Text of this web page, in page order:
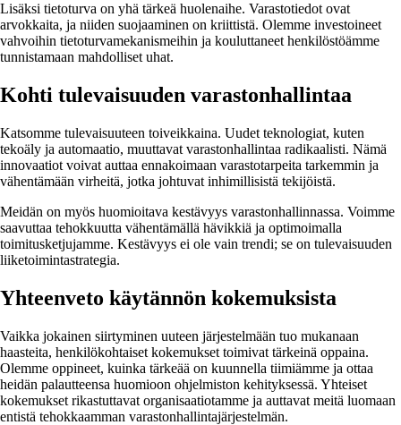
Lisäksi tietoturva on yhä tärkeä huolenaihe. Varastotiedot ovat
arvokkaita, ja niiden suojaaminen on kriittistä. Olemme investoineet
vahvoihin tietoturvamekanismeihin ja kouluttaneet henkilöstöämme
tunnistamaan mahdolliset uhat.
Kohti tulevaisuuden varastonhallintaa
Katsomme tulevaisuuteen toiveikkaina. Uudet teknologiat, kuten
tekoäly ja automaatio, muuttavat varastonhallintaa radikaalisti. Nämä
innovaatiot voivat auttaa ennakoimaan varastotarpeita tarkemmin ja
vähentämään virheitä, jotka johtuvat inhimillisistä tekijöistä.
Meidän on myös huomioitava kestävyys varastonhallinnassa. Voimme
saavuttaa tehokkuutta vähentämällä hävikkiä ja optimoimalla
toimitusketjujamme. Kestävyys ei ole vain trendi; se on tulevaisuuden
liiketoimintastrategia.
Yhteenveto käytännön kokemuksista
Vaikka jokainen siirtyminen uuteen järjestelmään tuo mukanaan
haasteita, henkilökohtaiset kokemukset toimivat tärkeinä oppaina.
Olemme oppineet, kuinka tärkeää on kuunnella tiimiämme ja ottaa
heidän palautteensa huomioon ohjelmiston kehityksessä. Yhteiset
kokemukset rikastuttavat organisaatiotamme ja auttavat meitä luomaan
entistä tehokkaamman varastonhallintajärjestelmän.